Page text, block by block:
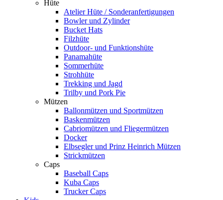
Hüte
Atelier Hüte / Sonderanfertigungen
Bowler und Zylinder
Bucket Hats
Filzhüte
Outdoor- und Funktionshüte
Panamahüte
Sommerhüte
Strohhüte
Trekking und Jagd
Trilby und Pork Pie
Mützen
Ballonmützen und Sportmützen
Baskenmützen
Cabriomützen und Fliegermützen
Docker
Elbsegler und Prinz Heinrich Mützen
Strickmützen
Caps
Baseball Caps
Kuba Caps
Trucker Caps